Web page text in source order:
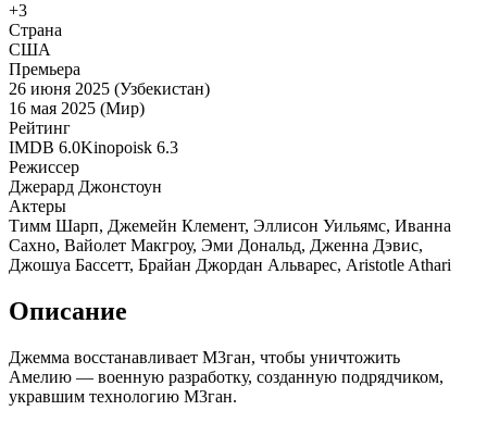
+3
Страна
США
Премьера
26 июня 2025 (Узбекистан)
16 мая 2025 (Мир)
Рейтинг
IMDB 6.0Kinopoisk 6.3
Режиссер
Джерард Джонстоун
Актеры
Тимм Шарп, Джемейн Клемент, Эллисон Уильямс, Иванна
Сахно, Вайолет Макгроу, Эми Дональд, Дженна Дэвис,
Джошуа Бассетт, Брайан Джордан Альварес, Aristotle Athari
Описание
Джемма восстанавливает М3ган, чтобы уничтожить
Амелию — военную разработку, созданную подрядчиком,
укравшим технологию М3ган.